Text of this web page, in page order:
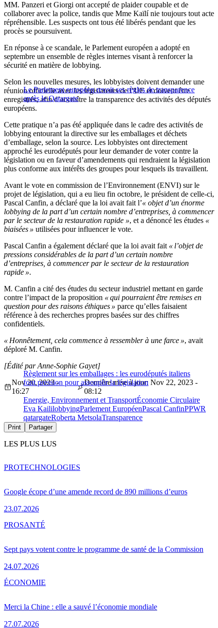
MM. Panzeri et Giorgi ont accepté de plaider coupable et de
collaborer avec la police, tandis que Mme Kaïlí nie toujours tout acte
répréhensible. Les suspects ont tous été libérés pendant que les
procès se poursuivent.
En réponse à ce scandale, le Parlement européen a adopté en
septembre un ensemble de règles internes visant à renforcer la
sécurité en matière de lobbying.
Le Parlement européen revoit ses règles de transparence
après le Qatargate
Selon les nouvelles mesures, les lobbyistes doivent demander une
réunion officielle avec les législateurs de l’UE et doivent être
enregistrés, afin d’accroître la transparence des activités des députés
européens.
Cette pratique n’a pas été appliquée dans le cadre des activités de
lobbying entourant la directive sur les emballages et déchets
d’emballage, selon la source. Les lobbyistes ont directement
approché les eurodéputés pour leur demander de voter contre la
législation ou en faveur d’amendements qui rendraient la législation
plus conforme aux intérêts des groupes pour lesquels ils travaillent.
Avant le vote en commission de l’Environnement (ENVI) sur le
projet de législation, qui a eu lieu fin octobre, le président de celle-ci,
Pascal Canfin, a déclaré que la loi avait fait l’« objet d’un énorme
lobbying de la part d’un certain nombre d’entreprises, à commencer
par le secteur de la restauration rapide », et a dénoncé les études «
biaisées » utilisées pour influencer le vote.
Pascal Canfin a également déclaré que la loi avait fait « l’objet de
pressions considérables de la part d’un certain nombre
d’entreprises, à commencer par le secteur de la restauration
rapide ».
M. Canfin a cité des études du secteur industriel mettant en garde
contre l’impact de la proposition « qui pourraient être remises en
question pour des raisons éthiques » parce qu’elles faisaient
référence à des recherches propres basées sur des chiffres
confidentiels.
« Honnêtement, cela commence à ressembler à une farce », avait
déploré M. Canfin.
Règlement sur les emballages : les eurodéputés italiens
font pression pour assouplir la législation
[Édité par Anne-Sophie Gayet]
Nov 20, 2023 -
16:27
Dernière mise à jour: Nov 22, 2023 -
08:12
Energie, Environnement et TransportÉconomie Circulaire
Eva KaililobbyingParlement EuropéenPascal CanfinPPWR
qatargateRoberta MetsolaTransparence
Print Partager
LES PLUS LUS
Google écope d’une amende record de 890 millions d’euros
23.07.2026
PROTECHNOLOGIES
Sept pays votent contre le programme de santé de la Commission
24.07.2026
PROSANTÉ
Merci la Chine : elle a sauvé l’économie mondiale
27.07.2026
ÉCONOMIE